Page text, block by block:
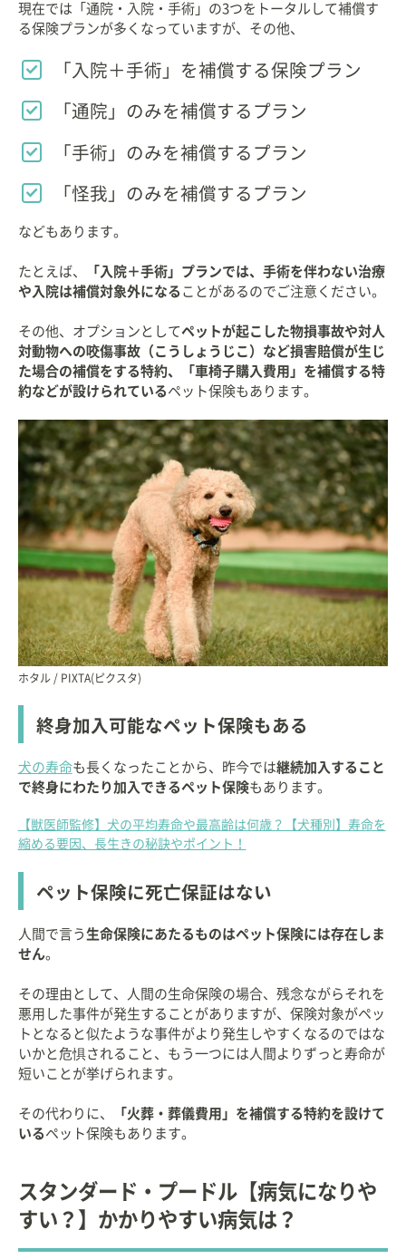
現在では「通院・入院・手術」の3つをトータルして補償す
る保険プランが多くなっていますが、その他、
「入院＋手術」を補償する保険プラン
「通院」のみを補償するプラン
「手術」のみを補償するプラン
「怪我」のみを補償するプラン
などもあります。
たとえば、
「入院＋手術」プランでは、手術を伴わない治療
や入院は補償対象外になる ことがあるのでご注意ください。
その他、オプションとしてペットが起こした物損事故や対人
対動物への咬傷事故（こうしょうじこ）など損害賠償が生じ
た場合の補償をする特約、「車椅子購入費用」を補償する特
約などが設けられている ペット保険もあります。
ホタル / PIXTA(ピクスタ)
終身加入可能なペット保険もある
犬の寿命も長くなったことから、昨今では継続加入すること
で終身にわたり加入できるペット保険もあります。
【獣医師監修】犬の平均寿命や最高齢は何歳？【犬種別】寿命を
縮める要因、長生きの秘訣やポイント！
ペット保険に死亡保証はない
人間で言う 生命保険にあたるものはペット保険には存在しま
せん。
その理由として、人間の生命保険の場合、残念ながらそれを
悪用した事件が発生することがありますが、保険対象がペッ
トとなると似たような事件がより発生しやすくなるのではな
いかと危惧されること、もう一つには人間よりずっと寿命が
短いことが挙げられます。
その代わりに、
「火葬・葬儀費用」を補償する特約を設けて
いる ペット保険もあります。
スタンダード・プードル【病気になりや
すい？】かかりやすい病気は？